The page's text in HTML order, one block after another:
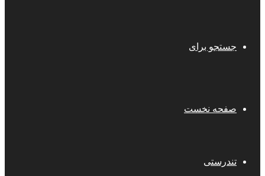
جستجو برای
صفحه نخست
تندرستی